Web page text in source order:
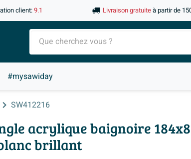
client:9.1 Livraison gratuiteà partir de
#mysawiday
SW412216
acrylique baignoire
brillant